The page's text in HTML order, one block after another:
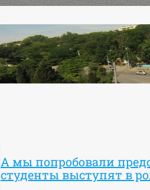
А мы попробовали
студенты выступят в